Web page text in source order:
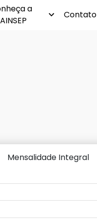
a
Contato
Mensalidade Integral